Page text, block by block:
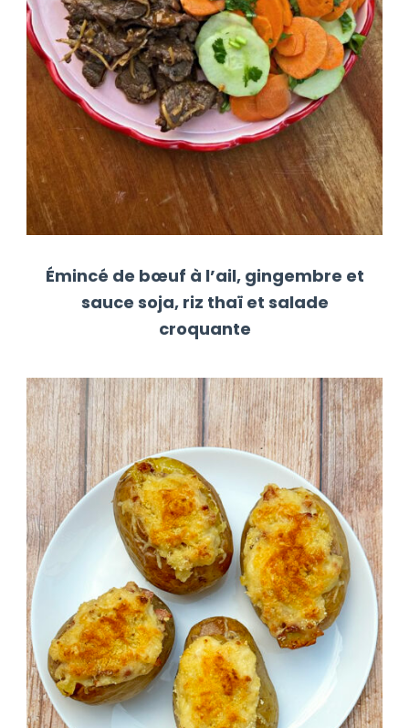
Émincé de bœuf à l’ail, gingembre et
sauce soja, riz thaï et salade
croquante